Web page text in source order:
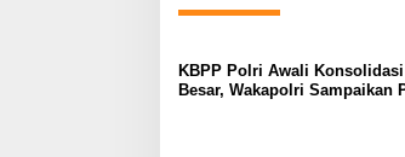
KBPP Polri Awali Konsolidasi
Besar, Wakapolri Sampaikan